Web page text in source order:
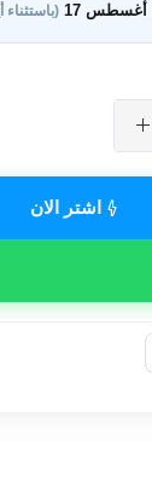
أغسطس 17 (باستثناء
اشتر الان